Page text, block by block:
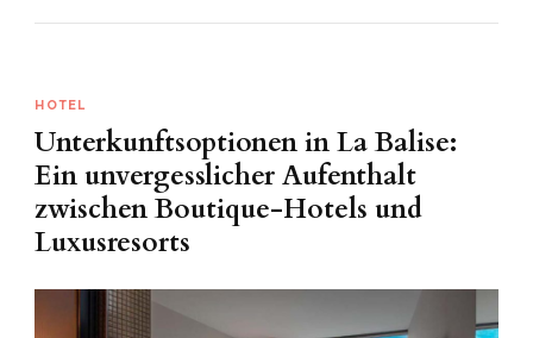
HOTEL
Unterkunftsoptionen in La Balise:
Ein unvergesslicher Aufenthalt
zwischen Boutique-Hotels und
Luxusresorts